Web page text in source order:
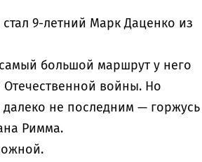
9-летний Марк Даценко из
большой маршрут у него
Отечественной войны. Но
не последним — горжусь
Римма.